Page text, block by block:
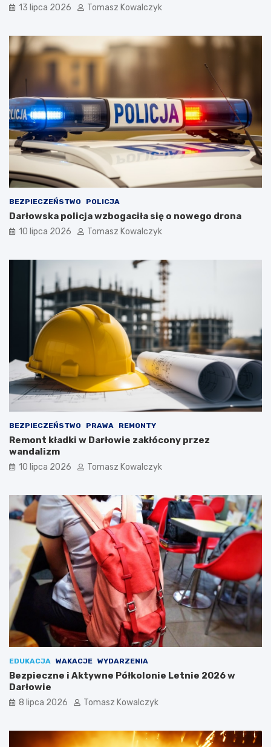
13 lipca 2026 Tomasz Kowalczyk
BEZPIECZEŃSTWO POLICJA
Darłowska policja wzbogaciła się o nowego drona
10 lipca 2026 Tomasz Kowalczyk
BEZPIECZEŃSTWO PRAWA REMONTY
Remont kładki w Darłowie zakłócony przez
wandalizm
10 lipca 2026 Tomasz Kowalczyk
EDUKACJA WAKACJE WYDARZENIA
Bezpieczne i Aktywne Półkolonie Letnie 2026 w
Darłowie
8 lipca 2026 Tomasz Kowalczyk